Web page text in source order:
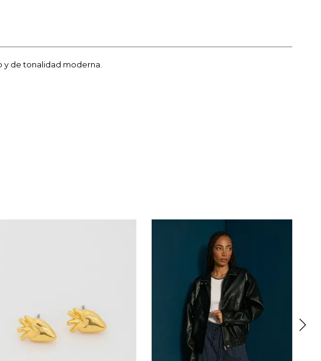
y de tonalidad moderna.